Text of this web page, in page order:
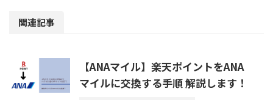
関連記事
【ANAマイル】楽天ポイントをANA
マイルに交換する手順 解説します！